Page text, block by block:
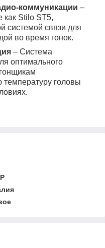
коммуникации –
Stilo ST5,
системой связи для
во время гонок.
– Система
оптимального
головы